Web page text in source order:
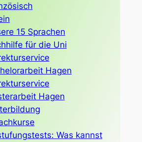
15 Sprachen
für die Uni
Hagen
Hagen
Was kannst